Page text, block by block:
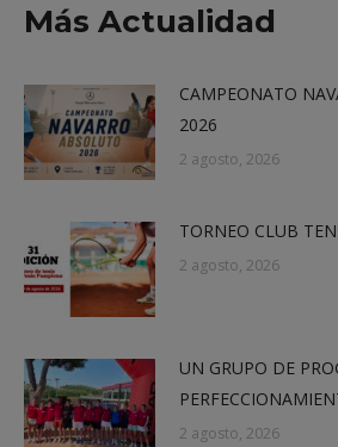
Más Actualidad
CAMPEONATO
2026
2 agosto, 2026
TORNEO CLUB
2 agosto, 2026
UN GRUPO DE
2 agosto, 2026